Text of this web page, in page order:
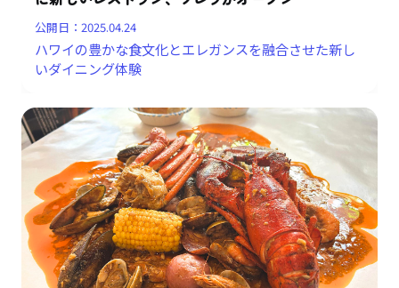
公開日：2025.04.24
ハワイの豊かな食文化とエレガンスを融合させた新し
いダイニング体験